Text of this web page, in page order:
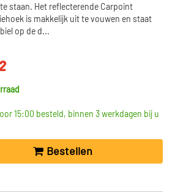
staan. Het reflecterende Carpoint
is makkelijk uit te vouwen en staat
op de d...
15:00 besteld, binnen 3 werkdagen bij u
Bestellen